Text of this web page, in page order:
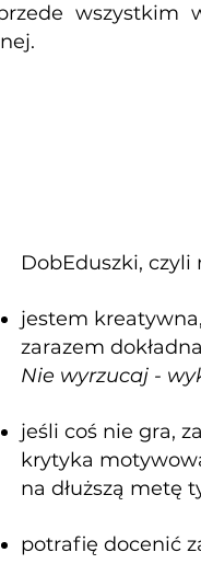
wszystkim
DobEduszki, czyli
jestem
zarazem
Nie wyrzucaj -
jeśli coś nie gra,
krytyka
na dłuższą metę
potrafię docenić